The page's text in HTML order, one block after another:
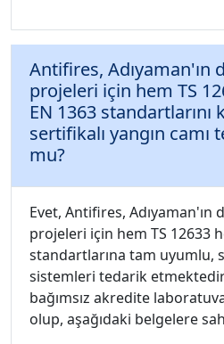
Antifires, Adıyaman'ın
projeleri için hem TS
EN 1363 standartlarını
sertifikalı yangın camı
mu?
Evet, Antifires, Adıyaman'ın
projeleri için hem TS 12633
standartlarına tam uyumlu,
sistemleri tedarik
bağımsız akredite
olup, aşağıdaki belgelere